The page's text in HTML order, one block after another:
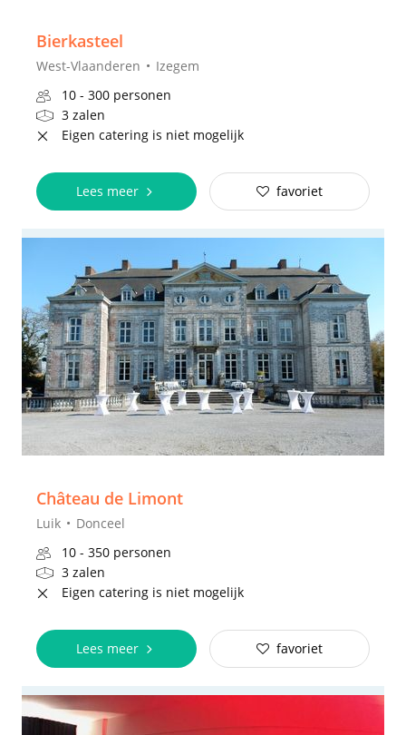
Bierkasteel
West-Vlaanderen
Izegem
10 - 300 personen
3 zalen
Eigen catering is niet mogelijk
Lees meer favoriet
Château de Limont
Luik
Donceel
10 - 350 personen
3 zalen
Eigen catering is niet mogelijk
Lees meer favoriet